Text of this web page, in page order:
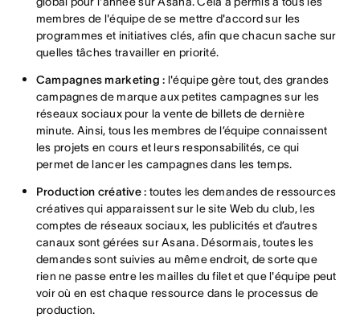
membres de l'équipe de se mettre d'accord sur les
programmes et initiatives clés, afin que chacun sache sur
quelles tâches travailler en priorité.
Campagnes marketing : l'équipe gère tout, des grandes
campagnes de marque aux petites campagnes sur les
réseaux sociaux pour la vente de billets de dernière
minute. Ainsi, tous les membres de l’équipe connaissent
les projets en cours et leurs responsabilités, ce qui
permet de lancer les campagnes dans les temps.
Production créative : toutes les demandes de ressources
créatives qui apparaissent sur le site Web du club, les
comptes de réseaux sociaux, les publicités et d’autres
canaux sont gérées sur Asana. Désormais, toutes les
demandes sont suivies au même endroit, de sorte que
rien ne passe entre les mailles du filet et que l'équipe peut
voir où en est chaque ressource dans le processus de
production.